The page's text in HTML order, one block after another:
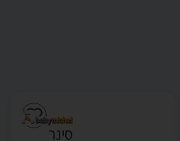
סינר